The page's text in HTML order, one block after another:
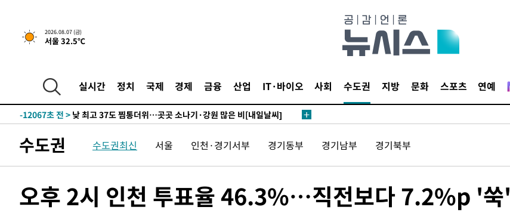
2026.08.07 (금)
서울 32.5℃
실시간 정치 국제 경제 금융 산업 IT·바이오 사회 수도권 지방 문화 스포츠 연예
-23516초 전 >[속보]이 대통령 "부동산 공급 기존 사고방식 매달리지 말고 과감히
실천"
-22601초 전 >이란, "오만과 '중앙 단일 루트' 합의…북쪽 인바운드·남쪽 아웃바
-14133초 전 >
[속보]이 대통령, '호우피해' 안동·의성 관할 4개 면 특별재난지역
-14096초 전 >
갈 수도
-12067초 전 > 낮 최고 37도 찜통더위…곳곳 소나기·강원 많은 비[내일날씨]
응"
-7229초 전 >
여자배구 이재영·이다영 자매, 아제르바이잔 투란VC 입단
-6482초 전 >외국인 심판 성 접대 7경기 들여다보니…한국 축구 '5승 2무'
-6169초 전 >
[속보]코스피, 6200선 약보합…0.60% 내린 6258.77에 마쳐
수도권 수도권최신 서울 인천·경기서부 경기동부 경기남부 경기북부
오후 2시 인천 투표율 46.3%…직전보다 7.2%p '쑥'